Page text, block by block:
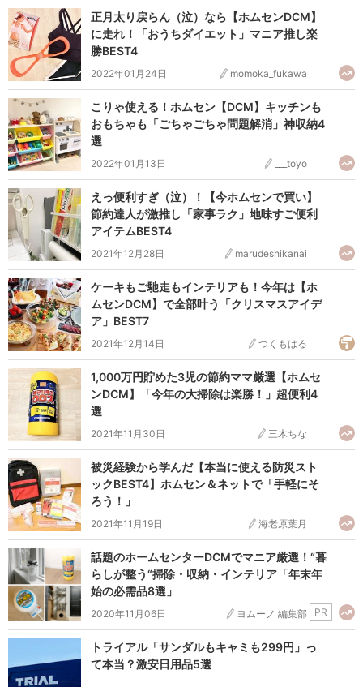
正月太り戻らん（泣）なら【ホムセンDCM】
に走れ！「おうちダイエット」マニア推し楽
勝BEST4
2022年01月24日 momoka_fukawa
こりゃ使える！ホムセン【DCM】キッチンも
おもちゃも「ごちゃごちゃ問題解消」神収納4
選
2022年01月13日 ___toyo
えっ便利すぎ（泣）！【今ホムセンで買い】
節約達人が激推し「家事ラク」地味すご便利
アイテムBEST4
2021年12月28日 marudeshikanai
ケーキもご馳走もインテリアも！今年は【ホ
ムセンDCM】で全部叶う「クリスマスアイデ
ア」BEST7
2021年12月14日 つくもはる
1,000万円貯めた3児の節約ママ厳選【ホムセ
ンDCM】「今年の大掃除は楽勝！」超便利4
選
2021年11月30日 三木ちな
被災経験から学んだ【本当に使える防災スト
ックBEST4】ホムセン＆ネットで「手軽にそ
ろう！」
2021年11月19日 海老原葉月
話題のホームセンターDCMでマニア厳選！“暮
らしが整う“掃除・収納・インテリア「年末年
始の必需品8選」
2020年11月06日 ヨムーノ 編集部 PR
トライアル「サンダルもキャミも299円」っ
て本当？激安日用品5選